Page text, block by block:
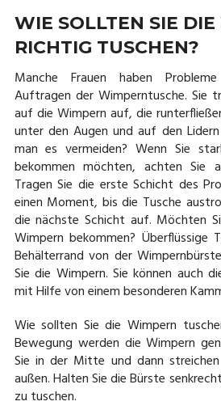
WIE SOLLTEN SIE
RICHTIG TUSCHEN?
Manche Frauen haben
Auftragen der Wimperntusche. Sie
auf die Wimpern auf, die
unter den Augen und auf den
man es vermeiden? Wenn Sie
bekommen möchten, achten Sie
Tragen Sie die erste Schicht des
einen Moment, bis die Tusche
die nächste Schicht auf. Möchten
Wimpern bekommen? Überflüssige
Behälterrand von der
Sie die Wimpern. Sie können auch
mit Hilfe von einem besonderen
Wie sollten Sie die Wimpern
Bewegung werden die Wimpern
Sie in der Mitte und dann
außen. Halten Sie die Bürste
zu tuschen.